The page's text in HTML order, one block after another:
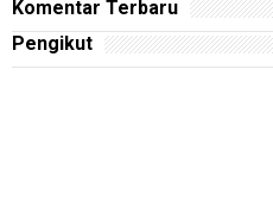
Komentar Terbaru
Pengikut